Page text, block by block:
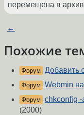
перемещена в
←
Похожие
Форум Добавить
Форум Webmin
Форум chkconfig -
(2000)